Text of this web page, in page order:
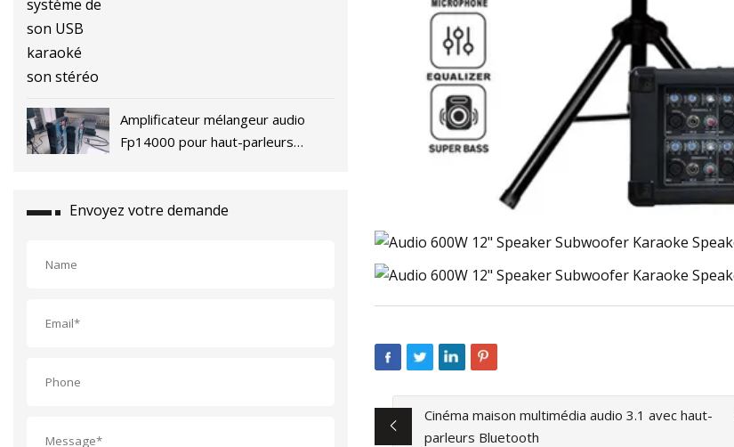
Amplificateur mélangeur audio
Fp14000 pour haut-parleurs
Envoyez votre demande
Cinéma maison multimédia audio 3.1 avec haut-
parleurs Bluetooth